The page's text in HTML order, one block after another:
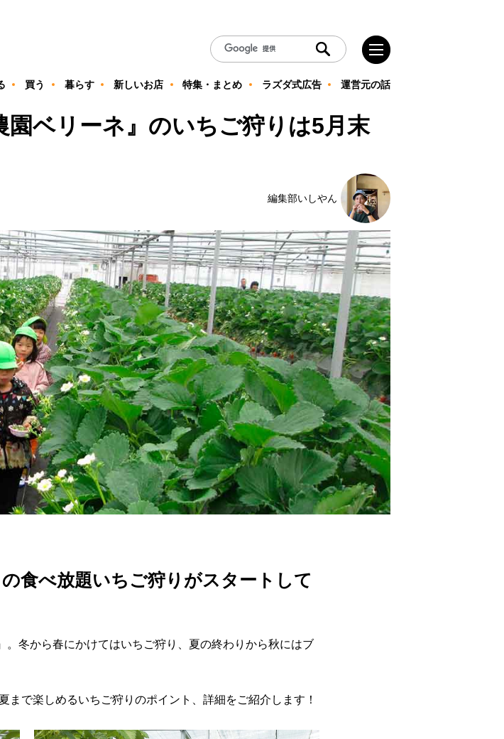
買う 暮らす 新しいお店 特集・まとめ ラズダ式広告 運営元の話
ベリーネ』のいちご狩りは5月末
編集部いしやん
食べ放題いちご狩りがスタートして
冬から春にかけてはいちご狩り、夏の終わりから秋にはブ
で楽しめるいちご狩りのポイント、詳細をご紹介します！